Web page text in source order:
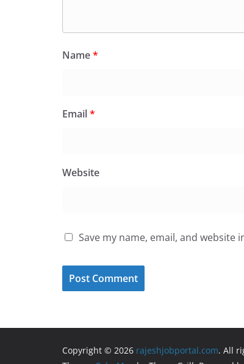
Name*
Email*
Website
Save my name, email, and
Copyright © 2026 rajeshjobportal.com. All